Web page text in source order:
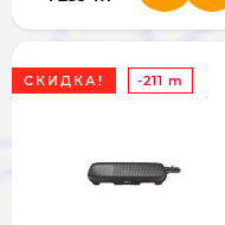
СКИДКА! -211 m